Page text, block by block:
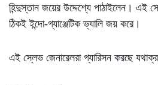
হিন্দুস্তান জয়ের উদ্দেশ্যে পাঠাইলেন। এই
ঠিকই ইন্দো-গ্যাঞ্জেটিক ভ্যালি জয় করে।
এই স্লেভ জেনারেলরা গ্যারিসন করছে